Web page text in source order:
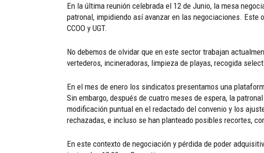
En la última reunión celebrada el 12 de Junio, la mesa
patronal, impidiendo así avanzar en las negociaciones. Este
CCOO y UGT.
No debemos de olvidar que en este sector trabajan
vertederos, incineradoras, limpieza de playas, recogida
En el mes de enero los sindicatos presentamos una
Sin embargo, después de cuatro meses de espera, la
modificación puntual en el redactado del convenio y los
rechazadas, e incluso se han planteado posibles recortes,
En este contexto de negociación y pérdida de poder